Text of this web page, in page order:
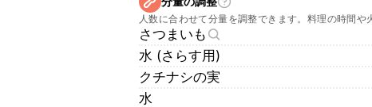
人数に合わせて分量を調整できます。料理の時間や
さつまいも
水 (さらす用)
クチナシの実
水